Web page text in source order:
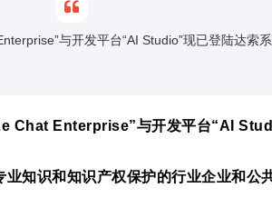
与开发平台“AI Studio”现已登陆达索
Chat Enterprise”与开发平台“AI
知识和知识产权保护的行业企业和公